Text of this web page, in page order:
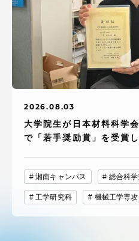
2026.08.03
大学院生が日本材料科学
で「若手奨励賞」を受賞
湘南キャンパス 総合科
工学研究科 機械工学専攻